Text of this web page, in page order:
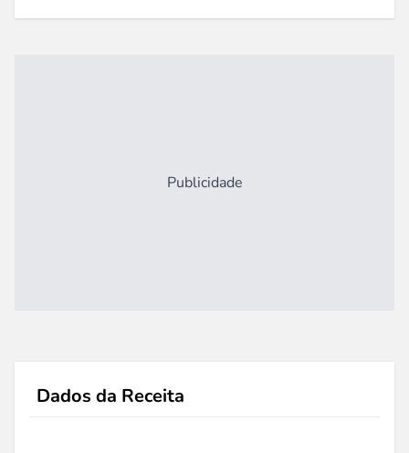
Publicidade
Dados da Receita